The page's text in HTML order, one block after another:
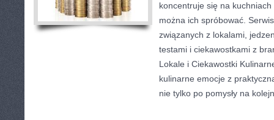
koncentruje się na
można ich spróbować.
związanych z lokalami,
testami i ciekawostkami z
Lokale i Ciekawostki
kulinarne emocje z
nie tylko po pomysły na